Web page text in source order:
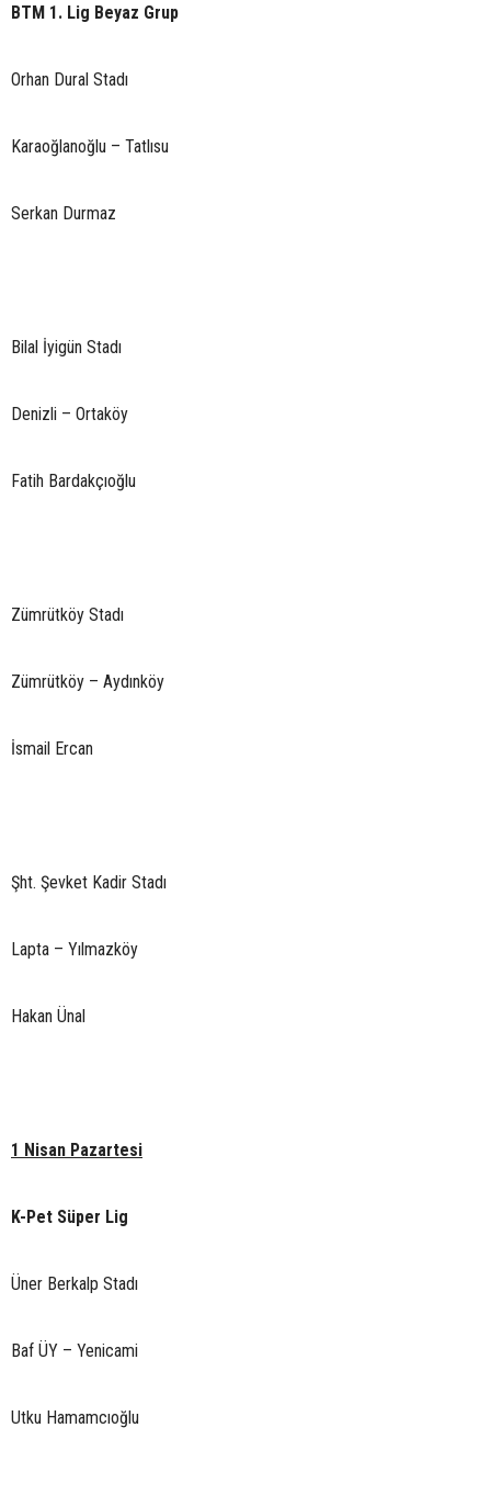
BTM 1. Lig Beyaz Grup
Orhan Dural Stadı
Karaoğlanoğlu – Tatlısu
Serkan Durmaz
Bilal İyigün Stadı
Denizli – Ortaköy
Fatih Bardakçıoğlu
Zümrütköy Stadı
Zümrütköy – Aydınköy
İsmail Ercan
Şht. Şevket Kadir Stadı
Lapta – Yılmazköy
Hakan Ünal
1 Nisan Pazartesi
K-Pet Süper Lig
Üner Berkalp Stadı
Baf ÜY – Yenicami
Utku Hamamcıoğlu